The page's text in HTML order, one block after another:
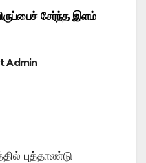
சேர்ந்த இளம்
Admin
புத்தாண்டு